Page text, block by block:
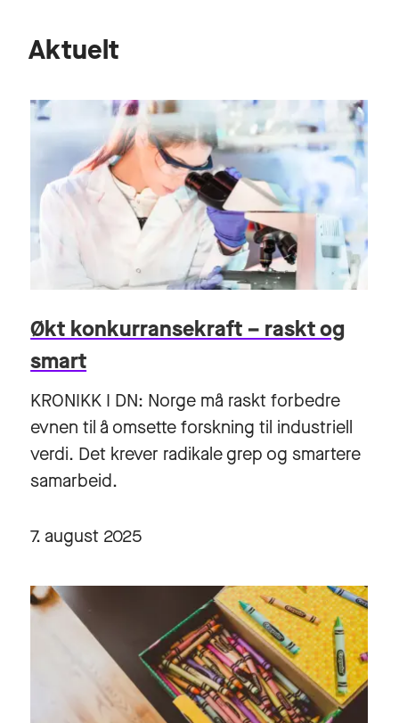
Aktuelt
Økt konkurransekraft – raskt og
smart
KRONIKK I DN: Norge må raskt forbedre
evnen til å omsette forskning til industriell
verdi. Det krever radikale grep og smartere
samarbeid.
7. august 2025